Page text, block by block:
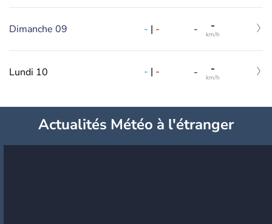
Dimanche 09 - | - - -
km/h
Lundi 10 - | - - -
km/h
Actualités Météo à l'étranger